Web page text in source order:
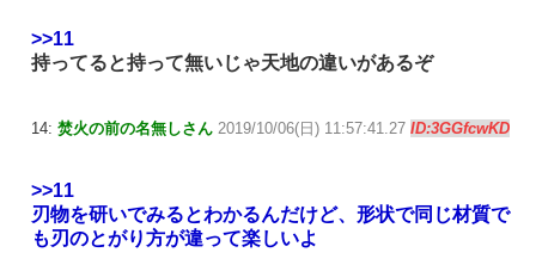
>>11
持ってると持って無いじゃ天地の違いがあるぞ
14: 焚火の前の名無しさん 2019/10/06(日) 11:57:41.27 ID:3GGfcwKD
>>11
刃物を研いでみるとわかるんだけど、形状で同じ材質で
も刃のとがり方が違って楽しいよ